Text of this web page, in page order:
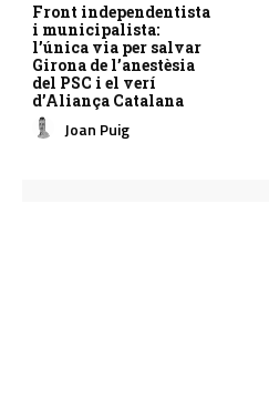
Front independentista
i municipalista:
l’única via per salvar
Girona de l’anestèsia
del PSC i el verí
d’Aliança Catalana
Joan Puig